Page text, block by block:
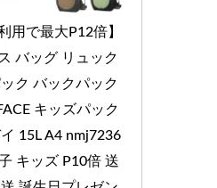
用で最大P12倍】
バッグ リュック
ク バックパック
キッズパック
15L A4 nmj7236
キッズ P10倍 送